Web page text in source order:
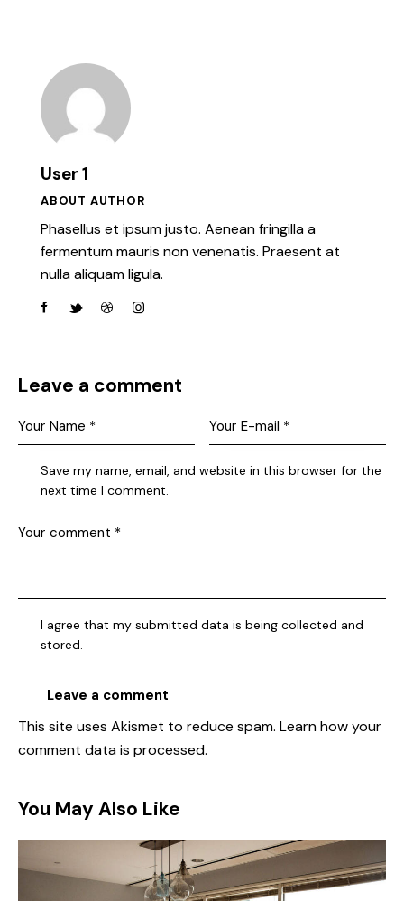
User 1
ABOUT AUTHOR
Phasellus et ipsum justo. Aenean fringilla a
fermentum mauris non venenatis. Praesent at
nulla aliquam ligula.
facebook-
twitter-dribble-instagram
Leave a comment
Save my name, email, and website in this browser for the
next time I comment.
I agree that my submitted data is being collected and
stored.
This site uses Akismet to reduce spam. Learn how your
comment data is processed.
You May Also Like